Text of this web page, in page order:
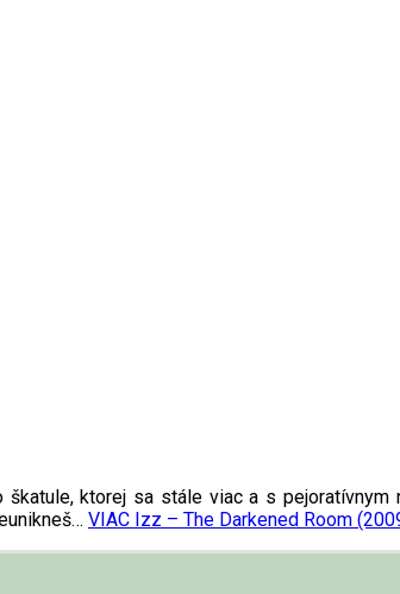
ktorej sa stále viac a s pejoratívnym
VIAC Izz – The Darkened Room